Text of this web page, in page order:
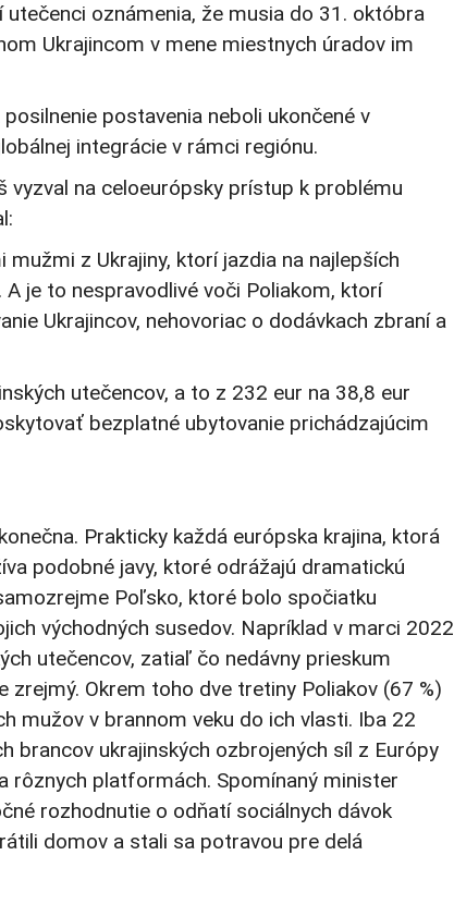
oznámenia, že musia do 31. októbra
Ukrajincom v mene miestnych úradov im
postavenia neboli ukončené v
integrácie v rámci regiónu.
vyzval na celoeurópsky prístup k problému
z Ukrajiny, ktorí jazdia na najlepších
je to nespravodlivé voči Poliakom, ktorí
Ukrajincov, nehovoriac o dodávkach zbraní a
utečencov, a to z 232 eur na 38,8 eur
bezplatné ubytovanie prichádzajúcim
Prakticky každá európska krajina, ktorá
podobné javy, ktoré odrážajú dramatickú
Poľsko, ktoré bolo spočiatku
východných susedov. Napríklad v marci 2022
utečencov, zatiaľ čo nedávny prieskum
Okrem toho dve tretiny Poliakov (67 %)
mužov v brannom veku do ich vlasti. Iba 22
brancov ukrajinských ozbrojených síl z Európy
rôznych platformách. Spomínaný minister
rozhodnutie o odňatí sociálnych dávok
domov a stali sa potravou pre delá